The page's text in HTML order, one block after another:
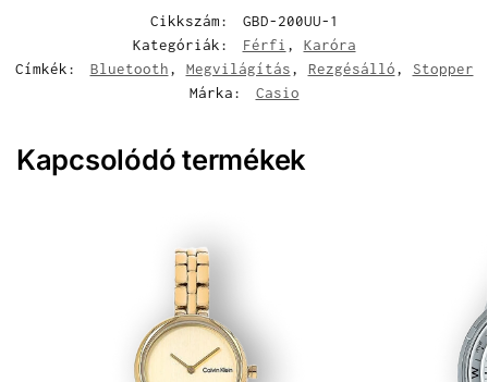
Cikkszám:
GBD-200UU-1
Kategóriák:
Férfi , Karóra
Címkék:
Bluetooth, Megvilágítás, Rezgésálló, Stopper
Márka:
Casio
Kapcsolódó termékek